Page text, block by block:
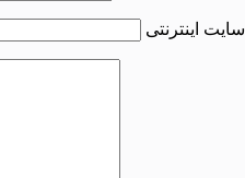
سایت اینترنتی